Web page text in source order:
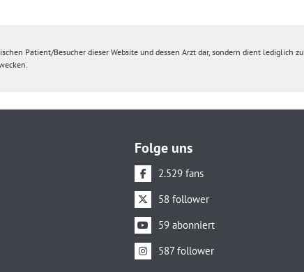
Patient/Besucher dieser Website und dessen Arzt dar, sondern dient lediglich zu
Folge uns
2.529 fans
58 follower
59 abonniert
587 follower